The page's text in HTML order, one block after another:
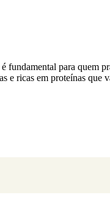
para quem
e ricas em proteínas